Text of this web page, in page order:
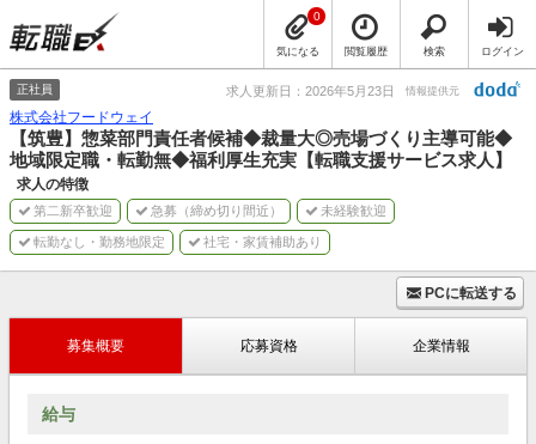
気になる
0
閲覧履歴 検索 ログイン
正社員 求人更新日：2026年5月23日 情報提供元
株式会社フードウェイ
【筑豊】惣菜部門責任者候補◆裁量大◎売場づくり主導可能◆
地域限定職・転勤無◆福利厚生充実【転職支援サービス求人】
求人の特徴
第二新卒歓迎 急募（締め切り間近） 未経験歓迎
転勤なし・勤務地限定 社宅・家賃補助あり
PCに転送する
募集概要 応募資格 企業情報
給与